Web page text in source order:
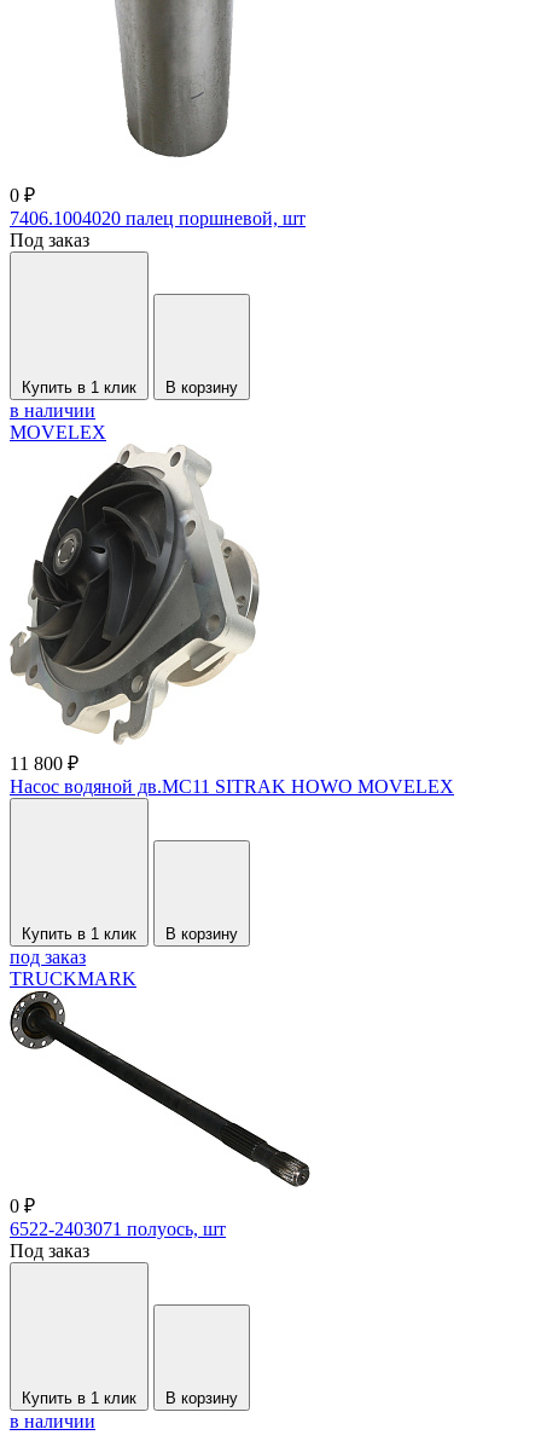
0 ₽
7406.1004020 палец поршневой, шт
Под заказ
Купить в 1 клик В корзину
в наличии
MOVELEX
11 800 ₽
Насос водяной дв.MC11 SITRAK HOWO MOVELEX
Купить в 1 клик В корзину
под заказ
TRUCKMARK
0 ₽
6522-2403071 полуось, шт
Под заказ
Купить в 1 клик В корзину
в наличии